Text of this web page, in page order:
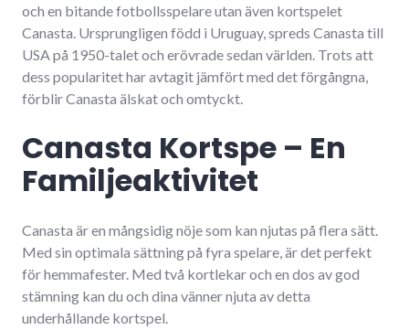
och en bitande fotbollsspelare utan även kortspelet
Canasta. Ursprungligen född i Uruguay, spreds Canasta till
USA på 1950-talet och erövrade sedan världen. Trots att
dess popularitet har avtagit jämfört med det förgångna,
förblir Canasta älskat och omtyckt.
Canasta Kortspe – En
Familjeaktivitet
Canasta är en mångsidig nöje som kan njutas på flera sätt.
Med sin optimala sättning på fyra spelare, är det perfekt
för hemmafester. Med två kortlekar och en dos av god
stämning kan du och dina vänner njuta av detta
underhållande kortspel.